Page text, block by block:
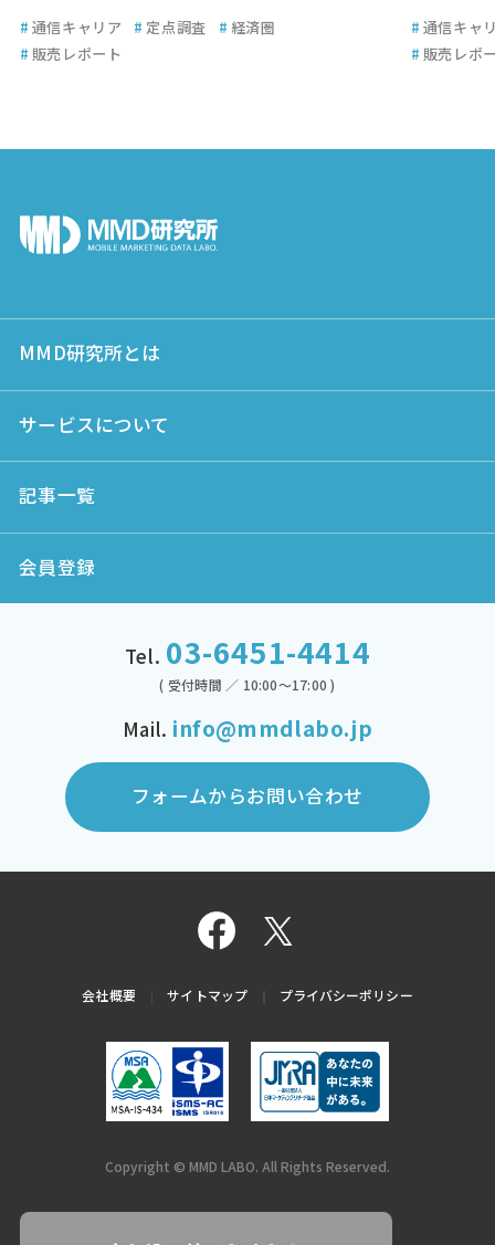
# 通信キャリア # 定点調査 # 経済圏
# 販売レポート
# 通信キャ
# 販売レポ
MMD研究所とは
サービスについて
記事一覧
会員登録
Tel. 03-6451-4414
( 受付時間 ／ 10:00～17:00 )
Mail. info@mmdlabo.jp
フォームからお問い合わせ
会社概要 サイトマップ プライバシーポリシー
Copyright © MMD LABO. All Rights Reserved.